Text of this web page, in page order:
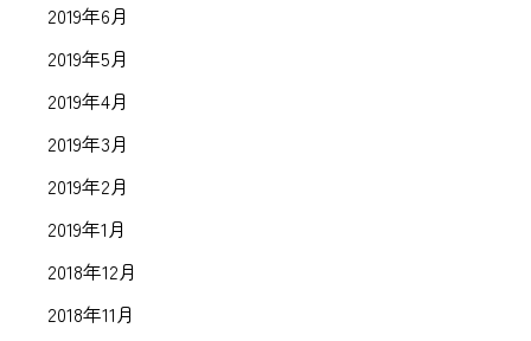
2019年6月
2019年5月
2019年4月
2019年3月
2019年2月
2019年1月
2018年12月
2018年11月